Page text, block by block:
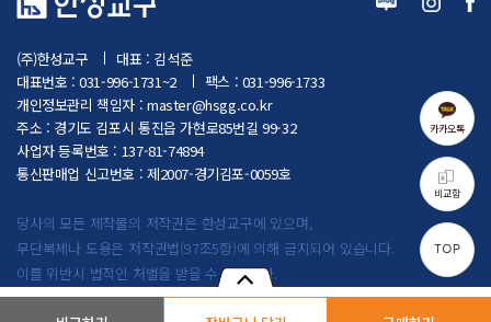
카카오톡
비교함
TOP
(주)한성교구
대표 : 김석준
대표번호 : 031-996-1731~2
팩스 : 031-996-1733
개인정보관리 책임자 : master@hsgg.co.kr
주소 : 경기도 김포시 통진읍 가현로85번길 99-32
사업자 등록번호 : 137-81-74894
통신판매업 신고번호 : 제2007-경기김포-0059호
당사의 모든 제작물의 저작권은 한성교구에 있으며,
무단복제나 도용은 저작권법(97조5항)에 의해 금지되어 있습니다.
이를 위반시 법적인 처벌을 받을 수 있습니다.
Copyright by (주)한성교구. All rights reserved.